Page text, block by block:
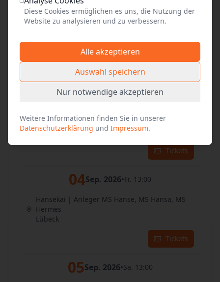
Hansekai | Anleger MS Hanse, MS Hansa, MS
Lübeck
Tickets
03Sep. 2026•Do. 13:00
Hermes
Lübeck
Tickets
04Sep. 2026•Fr. 13:00
Hansekai | Anleger MS Hanse, MS Hansa, MS
Hermes
Lübeck
Tickets
05Sep. 2026•Sa. 13:00
Diese Cookies ermöglichen es uns, die Nutzung der
Website zu analysieren und zu verbessern.
Alle akzeptieren
Auswahl speichern
Nur notwendige akzeptieren
Weitere Informationen finden Sie in unserer
Datenschutzerklärung und Impressum.